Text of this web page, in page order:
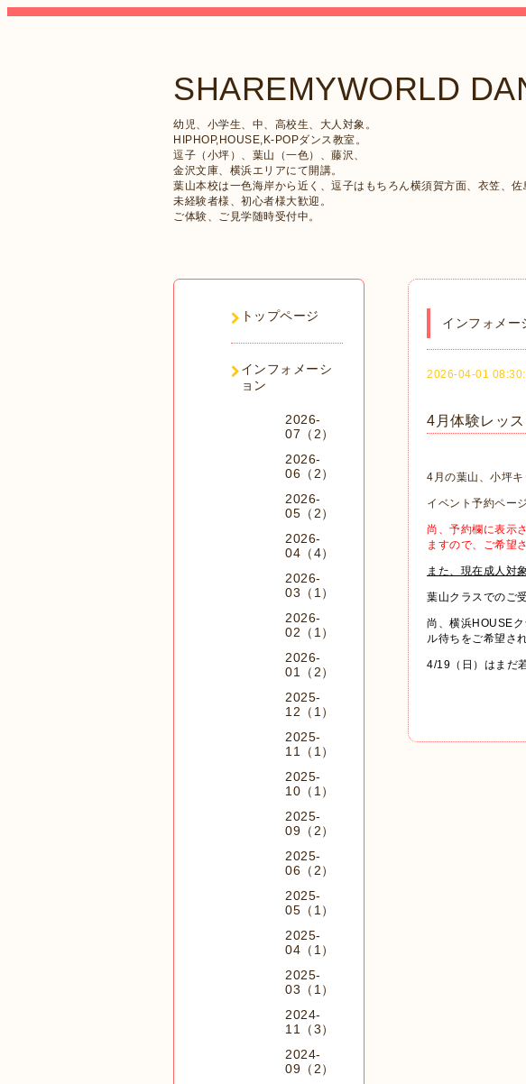
SHAREMYWORLD
幼児、小学生、中、高校生、大人対象。
HIPHOP,HOUSE,K-POPダンス教室。
逗子（小坪）、葉山（一色）、藤沢、
金沢文庫、横浜エリアにて開講。
葉山本校は一色海岸から近く、逗子はもちろん横須賀方面、衣笠、佐
未経験者様、初心者様大歓迎。
ご体験、ご見学随時受付中。
インフォメー
2026-04-01
4月体験レッ
4月の葉山、小坪キ
イベント予約ペー
尚、予約欄に表示
ますので、ご希望
また、現在成人対
葉山クラスでのご
尚、横浜HOUSE
ル待ちをご希望さ
4/19（日）はまだ
トップページ
インフォメーシ
ョン
2026-
07（2）
2026-
06（2）
2026-
05（2）
2026-
04（4）
2026-
03（1）
2026-
02（1）
2026-
01（2）
2025-
12（1）
2025-
11（1）
2025-
10（1）
2025-
09（2）
2025-
06（2）
2025-
05（1）
2025-
04（1）
2025-
03（1）
2024-
11（3）
2024-
09（2）